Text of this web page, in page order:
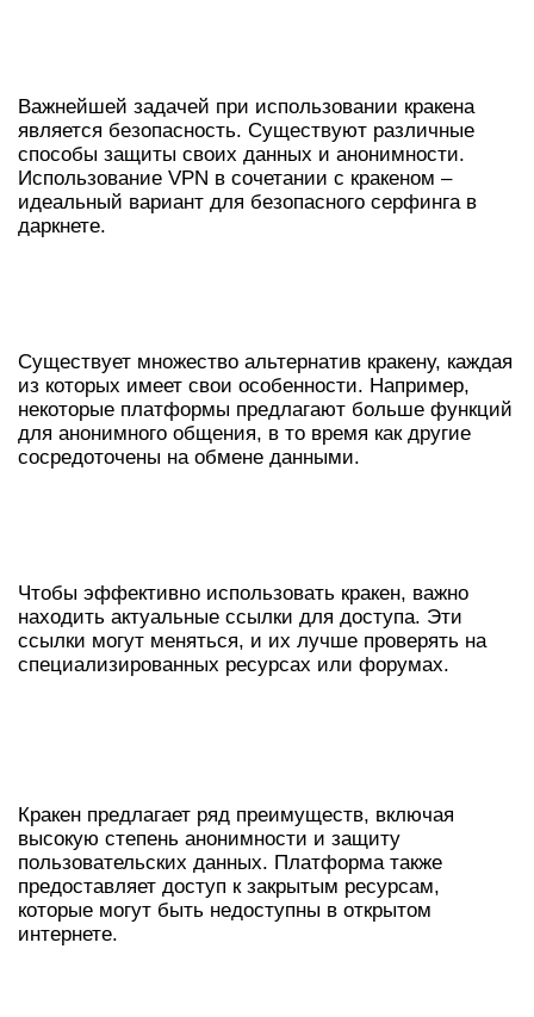
Важнейшей задачей при использовании кракена
является безопасность. Существуют различные
способы защиты своих данных и анонимности.
Использование VPN в сочетании с кракеном –
идеальный вариант для безопасного серфинга в
даркнете.
Существует множество альтернатив кракену, каждая
из которых имеет свои особенности. Например,
некоторые платформы предлагают больше функций
для анонимного общения, в то время как другие
сосредоточены на обмене данными.
Чтобы эффективно использовать кракен, важно
находить актуальные ссылки для доступа. Эти
ссылки могут меняться, и их лучше проверять на
специализированных ресурсах или форумах.
Кракен предлагает ряд преимуществ, включая
высокую степень анонимности и защиту
пользовательских данных. Платформа также
предоставляет доступ к закрытым ресурсам,
которые могут быть недоступны в открытом
интернете.